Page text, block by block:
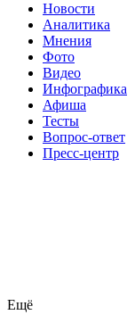
Новости
Аналитика
Мнения
Фото
Видео
Инфографика
Афиша
Тесты
Вопрос-ответ
Пресс-центр
Ещё